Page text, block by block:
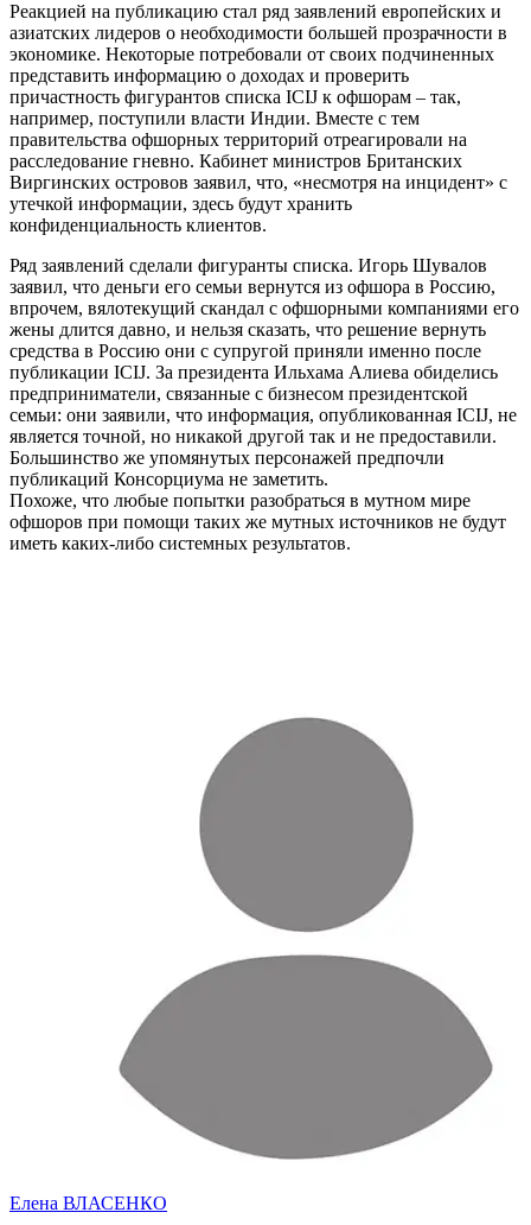
Реакцией на публикацию стал ряд заявлений европейских и
азиатских лидеров о необходимости большей прозрачности в
экономике. Некоторые потребовали от своих подчиненных
представить информацию о доходах и проверить
причастность фигурантов списка ICIJ к офшорам – так,
например, поступили власти Индии. Вместе с тем
правительства офшорных территорий отреагировали на
расследование гневно. Кабинет министров Британских
Виргинских островов заявил, что, «несмотря на инцидент» с
утечкой информации, здесь будут хранить
конфиденциальность клиентов.
Ряд заявлений сделали фигуранты списка. Игорь Шувалов
заявил, что деньги его семьи вернутся из офшора в Россию,
впрочем, вялотекущий скандал с офшорными компаниями его
жены длится давно, и нельзя сказать, что решение вернуть
средства в Россию они с супругой приняли именно после
публикации ICIJ. За президента Ильхама Алиева обиделись
предприниматели, связанные с бизнесом президентской
семьи: они заявили, что информация, опубликованная ICIJ, не
является точной, но никакой другой так и не предоставили.
Большинство же упомянутых персонажей предпочли
публикаций Консорциума не заметить.
Похоже, что любые попытки разобраться в мутном мире
офшоров при помощи таких же мутных источников не будут
иметь каких-либо системных результатов.
Елена ВЛАСЕНКО